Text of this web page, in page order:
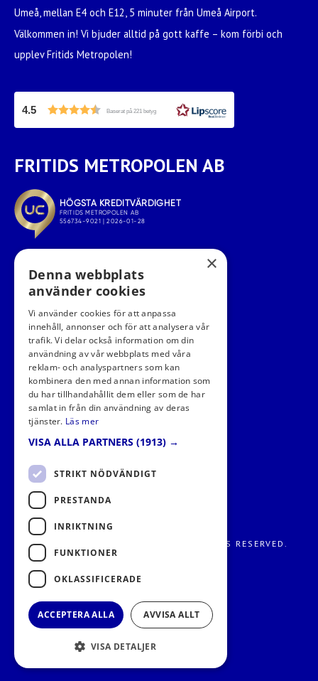
Umeå, mellan E4 och E12, 5 minuter från Umeå Airport.
Välkommen in! Vi bjuder alltid på gott kaffe – kom förbi och
upplev Fritids Metropolen!
4.5 Baserat på 221 betyg
FRITIDS METROPOLEN AB
FÖLJ OSS I SOCIALA MEDIER
FRITIDS METROPOLEN AB 2026. ALL RIGHTS RESERVED.
×
Denna webbplats
använder cookies
Vi använder cookies för att anpassa
innehåll, annonser och för att analysera vår
trafik. Vi delar också information om din
användning av vår webbplats med våra
reklam- och analyspartners som kan
kombinera den med annan information som
du har tillhandahållit dem eller som de har
samlat in från din användning av deras
tjänster. Läs mer
VISA ALLA PARTNERS (1913) →
STRIKT NÖDVÄNDIGT
PRESTANDA
INRIKTNING
FUNKTIONER
OKLASSIFICERADE
ACCEPTERA ALLA AVVISA ALLT
VISA DETALJER